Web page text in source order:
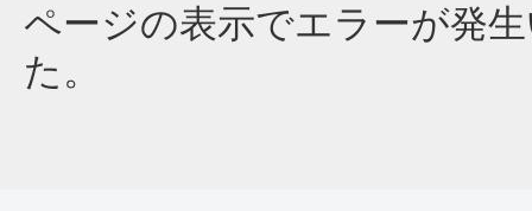
ページの表示でエラーが発
た。